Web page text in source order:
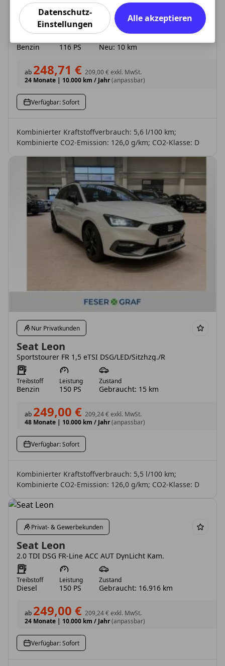
Seat Leon
Sportstourer RE 1.5eTSI 7-Gang-DSG SAL
Benzin 116 PS Neu: 10 km
ab 248,71 € 209,00 €exkl. MwSt.
24 Monate | 10.000 km / Jahr(anpassbar)
Verfügbar: Sofort
Kombinierter Kraftstoffverbrauch: 5,6 l/100 km;
Kombinierte CO2-Emission: 126,0 g/km; CO2-Klasse: D
Nur Privatkunden
Seat Leon
Sportstourer FR 1,5 eTSI DSG/LED/Sitzhzg./R
Treibstoff
Benzin
Leistung
150 PS
Zustand
Gebraucht: 15 km
ab 249,00 € 209,24 €exkl. MwSt.
48 Monate | 10.000 km / Jahr(anpassbar)
Verfügbar: Sofort
Kombinierter Kraftstoffverbrauch: 5,5 l/100 km;
Kombinierte CO2-Emission: 126,0 g/km; CO2-Klasse: D
Privat- & Gewerbekunden
Seat Leon
2.0 TDI DSG FR-Line ACC AUT DynLicht Kam.
Treibstoff
Diesel
Leistung
150 PS
Zustand
Gebraucht: 16.916 km
ab 249,00 € 209,24 €exkl. MwSt.
24 Monate | 10.000 km / Jahr(anpassbar)
Verfügbar: Sofort
Datenschutz-
Einstellungen
Alle akzeptieren